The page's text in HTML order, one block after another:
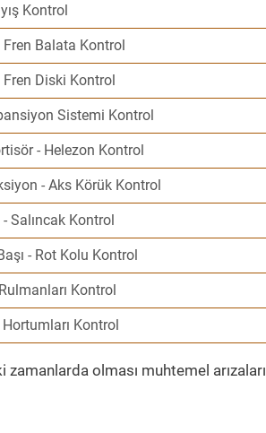
Kontrol
Fren Balata Kontrol
Fren Diski Kontrol
Sistemi Kontrol
- Helezon Kontrol
- Aks Körük Kontrol
Salıncak Kontrol
- Rot Kolu Kontrol
Kontrol
Hortumları Kontrol
zamanlarda olması muhtemel